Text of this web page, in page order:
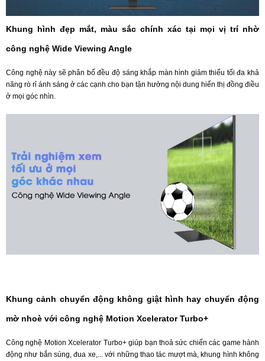
Khung hình đẹp mắt, màu sắc chính xác tại mọi vị trí nhờ
công nghệ Wide Viewing Angle
Công nghệ này sẽ phân bố đều độ sáng khắp màn hình giảm thiểu tối đa khả
năng rò rỉ ánh sáng ở các cạnh cho bạn tận hưởng nội dung hiển thị đồng điều
ở mọi góc nhìn.
Khung cảnh chuyển động không giật hình hay chuyển động
mờ nhoè với công nghệ Motion Xcelerator Turbo+
Công nghệ Motion Xcelerator Turbo+ giúp bạn thoả sức chiến các game hành
động như bắn súng, đua xe,... với những thao tác mượt mà, khung hình không